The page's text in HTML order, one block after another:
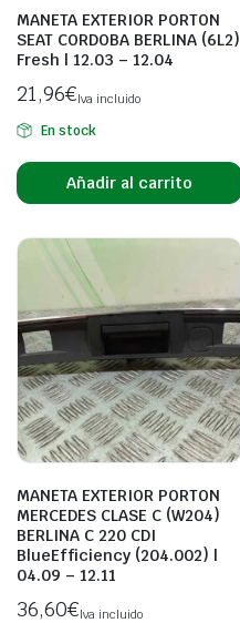
MANETA EXTERIOR PORTON
SEAT CORDOBA BERLINA (6L2)
Fresh | 12.03 – 12.04
21,96€Iva incluido
En stock
Añadir al carrito
MANETA EXTERIOR PORTON
MERCEDES CLASE C (W204)
BERLINA C 220 CDI
BlueEfficiency (204.002) |
04.09 – 12.11
36,60€Iva incluido